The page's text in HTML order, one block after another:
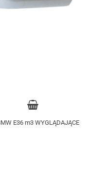
E36 m3 WYGLĄDAJĄCE